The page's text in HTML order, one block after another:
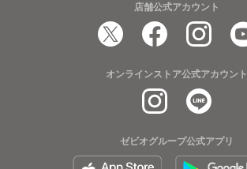
店舗公式アカウント
オンラインストア公式アカウント
ゼビオグループ公式アプリ